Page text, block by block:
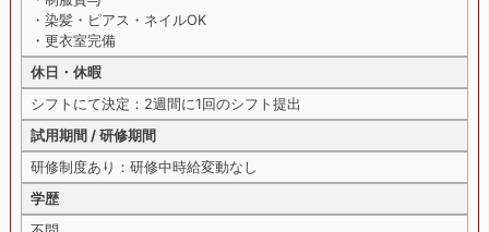
・染髪・ピアス・ネイルOK
・更衣室完備
休日・休暇
シフトにて決定：2週間に1回のシフト提出
試用期間 / 研修期間
研修制度あり：研修中時給変動なし
学歴